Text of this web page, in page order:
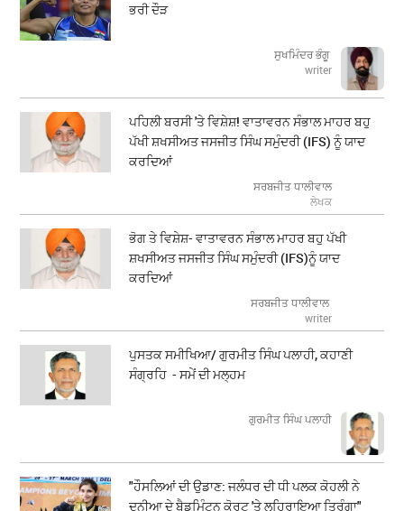
ਭਰੀ ਦੌੜ
ਸੁਖਮਿੰਦਰ ਭੰਗੂ
writer
ਪਹਿਲੀ ਬਰਸੀ 'ਤੇ ਵਿਸ਼ੇਸ਼! ਵਾਤਾਵਰਨ ਸੰਭਾਲ ਮਾਹਰ ਬਹੁ
ਪੱਖੀ ਸ਼ਖਸੀਅਤ ਜਸਜੀਤ ਸਿੰਘ ਸਮੁੰਦਰੀ (IFS) ਨੂੰ ਯਾਦ
ਕਰਦਿਆਂ
ਸਰਬਜੀਤ ਧਾਲੀਵਾਲ
ਲੇਖਕ
ਭੋਗ ਤੇ ਵਿਸ਼ੇਸ਼- ਵਾਤਾਵਰਨ ਸੰਭਾਲ ਮਾਹਰ ਬਹੁ ਪੱਖੀ
ਸ਼ਖਸੀਅਤ ਜਸਜੀਤ ਸਿੰਘ ਸਮੁੰਦਰੀ (IFS)ਨੂੰ ਯਾਦ
ਕਰਦਿਆਂ
ਸਰਬਜੀਤ ਧਾਲੀਵਾਲ
writer
ਪੁਸਤਕ ਸਮੀਖਿਆ/ ਗੁਰਮੀਤ ਸਿੰਘ ਪਲਾਹੀ, ਕਹਾਣੀ
ਸੰਗ੍ਰਹਿ - ਸਮੇਂ ਦੀ ਮਲ੍ਹਮ
ਗੁਰਮੀਤ ਸਿੰਘ ਪਲਾਹੀ
"ਹੌਸਲਿਆਂ ਦੀ ਉਡਾਣ: ਜਲੰਧਰ ਦੀ ਧੀ ਪਲਕ ਕੋਹਲੀ ਨੇ
ਦੁਨੀਆ ਦੇ ਬੈਡਮਿੰਟਨ ਕੋਰਟ 'ਤੇ ਲਹਿਰਾਇਆ ਤਿਰੰਗਾ"